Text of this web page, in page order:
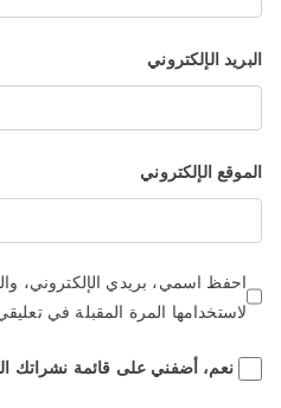
البريد الإلكتروني
الموقع الإلكتروني
احفظ اسمي، بريدي الإلكتروني،
لاستخدامها المرة المقبلة في
نعم، أضفني على قائمة نشراتك